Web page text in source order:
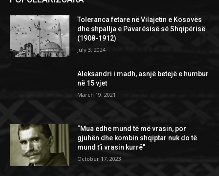
Toleranca fetare në Vilajetin e Kosovës
dhe shpallja e Pavarësisë së Shqipërisë
(1908-1912)
July 3, 2024
Aleksandri i madh, asnjë betejë e humbur
në 15 vjet
March 19, 2021
“Mua edhe mund të më vrasin, por
gjuhën dhe kombin shqiptar nuk do të
mund t’i vrasin kurrë”
October 17, 2023